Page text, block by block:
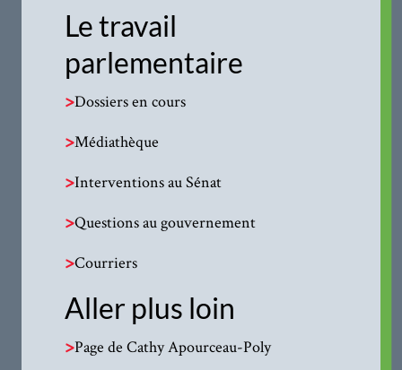
Le travail
parlementaire
>Dossiers en cours
>Médiathèque
>Interventions au Sénat
>Questions au gouvernement
>Courriers
Aller plus loin
>Page de Cathy Apourceau-Poly